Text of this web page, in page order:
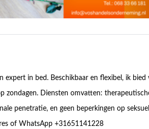
expert in bed. Beschikbaar en flexibel, ik
zondagen. Diensten omvatten:
penetratie, en geen beperkingen op
of WhatsApp +31651141228